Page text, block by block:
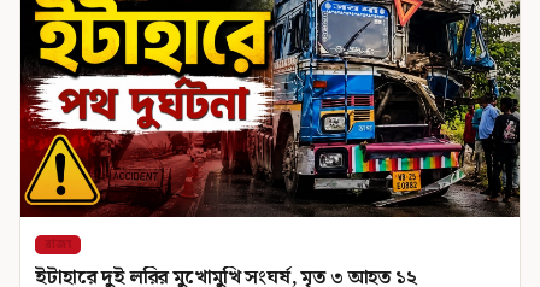
রাজ্য
ইটাহারে দুই লরির মুখোমুখি সংঘর্ষ, মৃত ৩ আহত ১২